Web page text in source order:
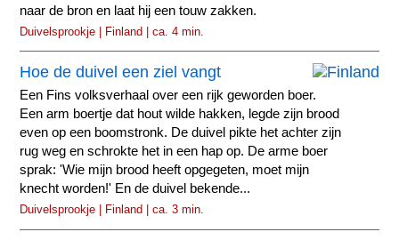
naar de bron en laat hij een touw zakken.
Duivelsprookje | Finland | ca. 4 min.
Hoe de duivel een ziel vangt
Een Fins volksverhaal over een rijk geworden boer.
Een arm boertje dat hout wilde hakken, legde zijn brood
even op een boomstronk. De duivel pikte het achter zijn
rug weg en schrokte het in een hap op. De arme boer
sprak: 'Wie mijn brood heeft opgegeten, moet mijn
knecht worden!' En de duivel bekende...
Duivelsprookje | Finland | ca. 3 min.